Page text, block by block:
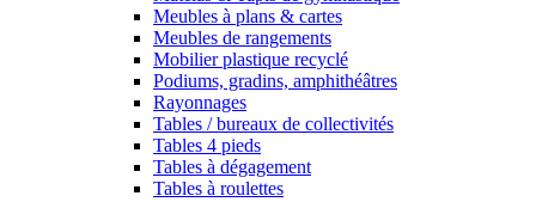
Meubles à plans & cartes
Meubles de rangements
Mobilier plastique recyclé
Podiums, gradins, amphithéâtres
Rayonnages
Tables / bureaux de collectivités
Tables 4 pieds
Tables à dégagement
Tables à roulettes